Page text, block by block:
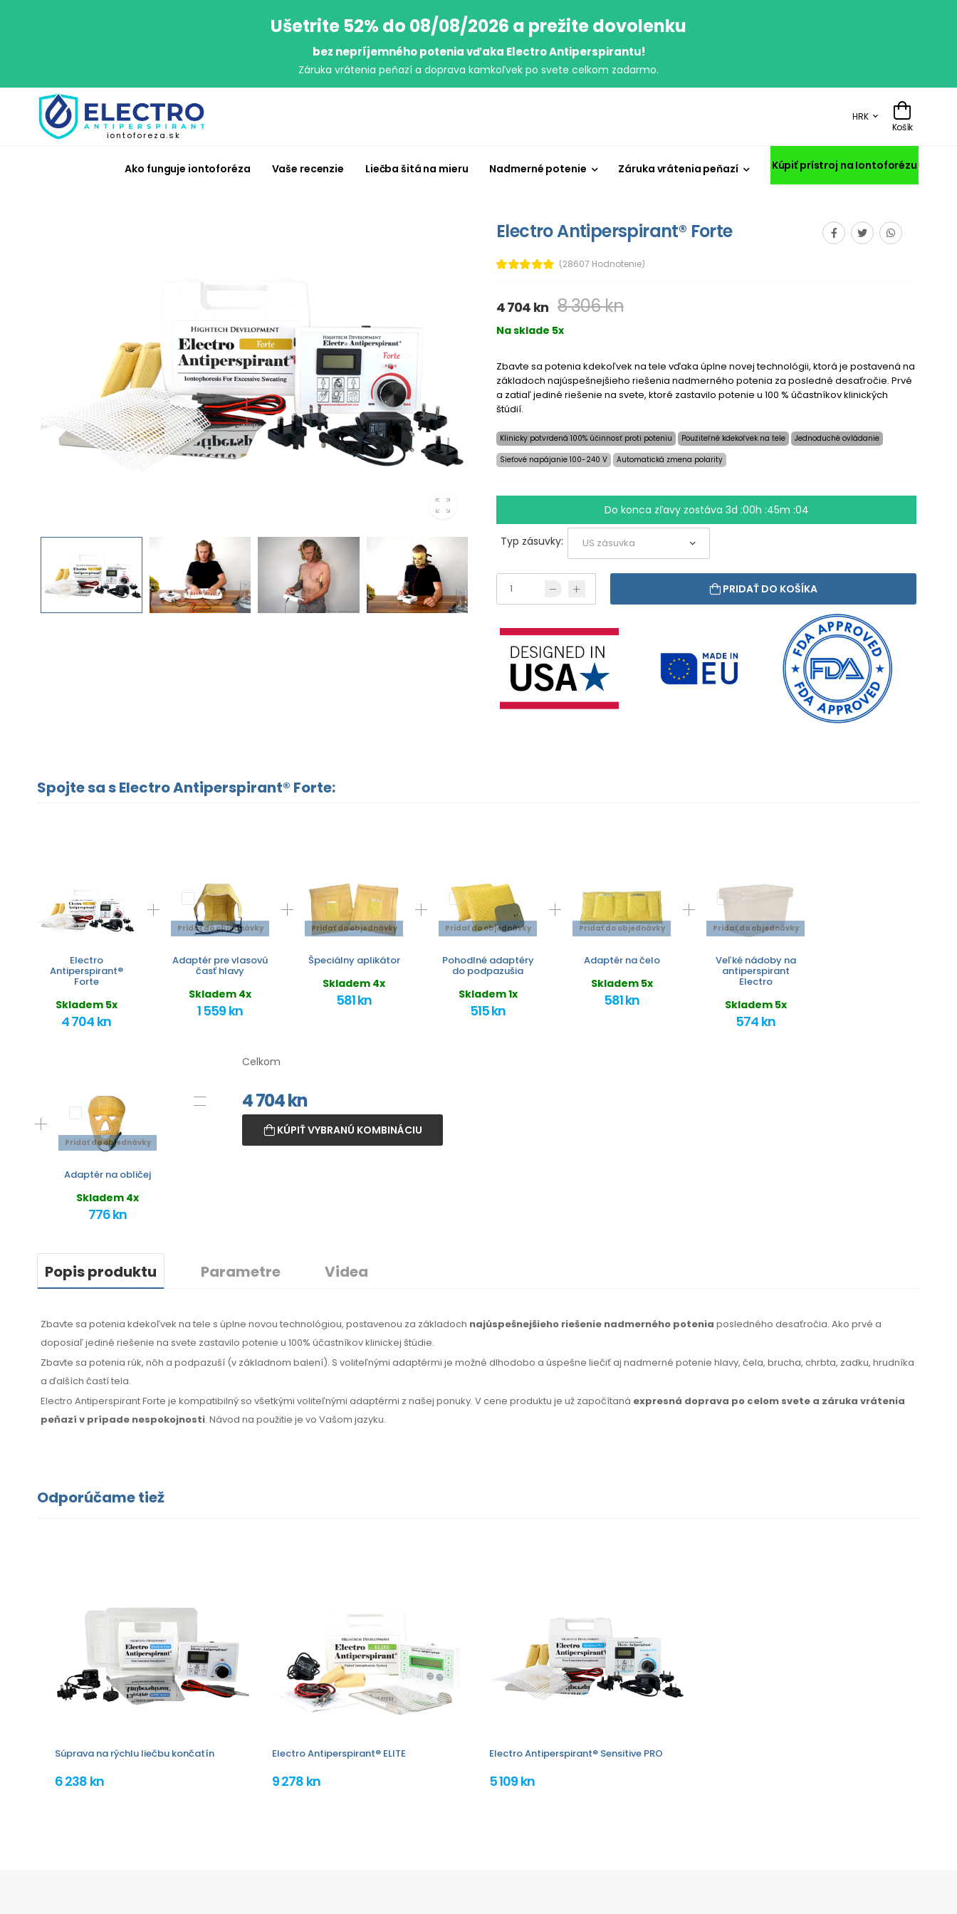
Ušetrite 52% do 08/08/2026 a prežite dovolenku
bez nepríjemného potenia vďaka Electro Antiperspirantu!
Záruka vrátenia peňazí a doprava kamkoľvek po svete celkom zadarmo.
iontoforeza.sk
HRK
Košík
Ako funguje iontoforéza Vaše recenzie Liečba šitá na mieru Nadmerné potenie Záruka vrátenia peňazí Kúpiť prístroj na Iontoforézu
Electro Antiperspirant® Forte
(28607 Hodnotenie)
4 704 kn 8 306 kn
Na sklade 5x
Zbavte sa potenia kdekoľvek na tele vďaka úplne novej technológii, ktorá je postavená na
základoch najúspešnejšieho riešenia nadmerného potenia za posledné desaťročie. Prvé
a zatiaľ jediné riešenie na svete, ktoré zastavilo potenie u 100 % účastníkov klinických
štúdií.
Klinicky potvrdená 100% účinnosť proti poteniu Použiteľné kdekoľvek na tele
Jednoduché ovládanie
Sieťové napájanie 100-240 V
Automatická zmena polarity
Do konca zľavy zostáva 3d :00h :45m :04
Typ zásuvky:
PRIDAŤ DO KOŠÍKA
Spojte sa s Electro Antiperspirant® Forte:
Electro
Antiperspirant®
Forte
Skladem 5x
4 704 kn
Pridať do objednávky
Adaptér pre vlasovú
časť hlavy
Skladem 4x
1 559 kn
Pridať do objednávky
Špeciálny aplikátor
Skladem 4x
581 kn
Pridať do objednávky
Pohodlné adaptéry
do podpazušia
Skladem 1x
515 kn
Pridať do objednávky
Adaptér na čelo
Skladem 5x
581 kn
Pridať do objednávky
Veľké nádoby na
antiperspirant
Electro
Skladem 5x
574 kn
Pridať do objednávky
Adaptér na obličej
Skladem 4x
776 kn
Celkom
4 704kn
KÚPIŤ VYBRANÚ KOMBINÁCIU
Popis produktu Parametre Videa
Zbavte sa potenia kdekoľvek na tele s úplne novou technológiou, postavenou za základoch najúspešnejšieho riešenie nadmerného potenia posledného desaťročia. Ako prvé a
doposiaľ jediné riešenie na svete zastavilo potenie u 100% účastníkov klinickej štúdie.
Zbavte sa potenia rúk, nôh a podpazuší (v základnom balení). S voliteľnými adaptérmi je možné dlhodobo a úspešne liečiť aj nadmerné potenie hlavy, čela, brucha, chrbta, zadku, hrudníka
a ďalších častí tela.
Electro Antiperspirant Forte je kompatibilný so všetkými voliteľnými adaptérmi z našej ponuky. V cene produktu je už započítaná expresná doprava po celom svete a záruka vrátenia
peňazí v prípade nespokojnosti. Návod na použitie je vo Vašom jazyku.
Odporúčame tiež
Súprava na rýchlu liečbu končatín
6 238 kn
Electro Antiperspirant® ELITE
9 278 kn
Electro Antiperspirant® Sensitive PRO
5 109 kn